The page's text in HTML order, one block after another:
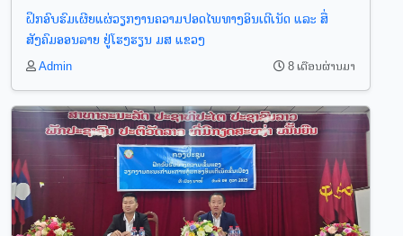
ຝຶກອົບຮົມເຜີຍແຜ່ວຽກງານຄວາມປອດໄພທາງອິນເຕີເນັດ ແລະ ສື່
ສັງຄົມອອນລາຍ ຢູ່ໂຮງຮຽນ ມສ ແຂວງ
Admin 8 ເດືອນຜ່ານມາ